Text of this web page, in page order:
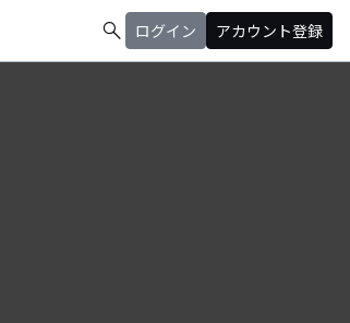
search ログイン アカウント登録